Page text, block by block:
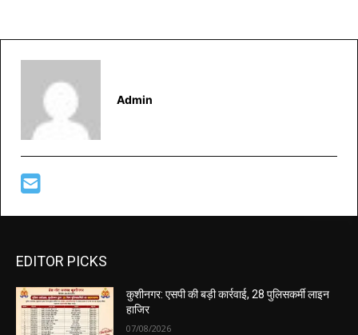
Admin
EDITOR PICKS
कुशीनगर: एसपी की बड़ी कार्रवाई, 28 पुलिसकर्मी लाइन
हाजिर
07/08/2026